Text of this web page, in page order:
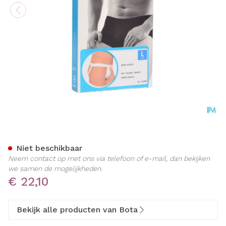
€ 22,10
Niet beschikbaar
Neem contact op met ons via telefoon of e-mail, dan bekijken
we samen de mogelijkheden.
Bekijk alle producten van Bota